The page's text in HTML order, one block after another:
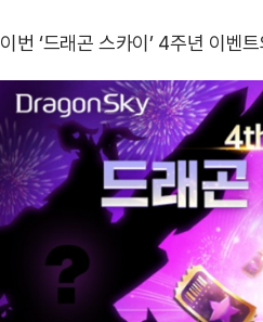
이번 ‘드래곤 스카이’ 4주년 이벤